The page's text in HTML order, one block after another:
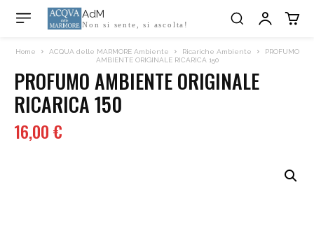
AdM
Non si sente, si ascolta!
Home ACQUA delle MARMORE Ambiente Ricariche Ambiente
PROFUMO
AMBIENTE ORIGINALE RICARICA 150
PROFUMO AMBIENTE ORIGINALE
RICARICA 150
16,00€